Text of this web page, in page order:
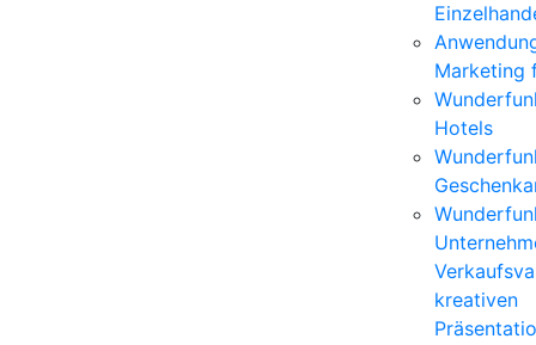
Marketing
Hotels
kreativen